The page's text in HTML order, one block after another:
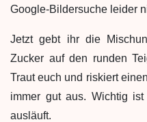
Google-Bildersuche leider
Jetzt gebt ihr die
Zucker auf den runden
Traut euch und riskiert
immer gut aus. Wichtig
ausläuft.